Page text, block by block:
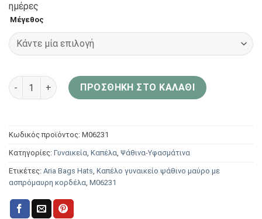
ημέρες
Μέγεθος
Aria Bags Hats Καπέλο γυναικείο ψάθινο μαύρο με
ΠΡΟΣΘΉΚΗ ΣΤΟ ΚΑΛΆΘΙ
Κωδικός προϊόντος: Μ06231
Κατηγορίες: Γυναικεία, Καπέλα, Ψάθινα-Υφασμάτινα
Ετικέτες: Aria Bags Hats, Καπέλο γυναικείο ψάθινο μαύρο με
ασπρόμαυρη κορδέλα, Μ06231